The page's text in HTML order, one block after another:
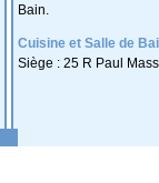
Bain.
Cuisine et Salle de
Siège : 25 R Paul